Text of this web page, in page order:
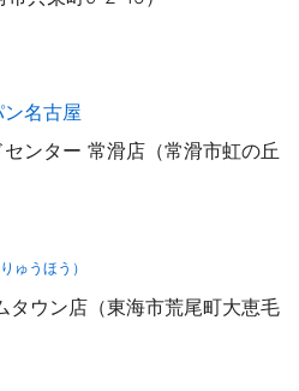
名古屋
ンター 常滑店（常滑市虹の丘
りゅうほう）
ウン店（東海市荒尾町大恵毛